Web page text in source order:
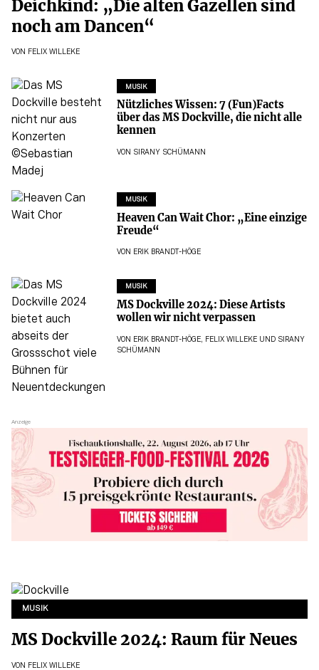
Deichkind: „Die alten Gazellen sind
noch am Dancen“
VON FELIX WILLEKE
MUSIK
Nützliches Wissen: 7 (Fun)Facts
über das MS Dockville, die nicht alle
kennen
VON SIRANY SCHÜMANN
MUSIK
Heaven Can Wait Chor: „Eine einzige
Freude“
VON ERIK BRANDT-HÖGE
MUSIK
MS Dockville 2024: Diese Artists
wollen wir nicht verpassen
VON ERIK BRANDT-HÖGE, FELIX WILLEKEUND SIRANY
SCHÜMANN
MUSIK
MS Dockville 2024: Raum für Neues
VON FELIX WILLEKE